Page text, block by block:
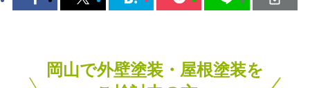
岡山で外壁塗装・屋根塗装を